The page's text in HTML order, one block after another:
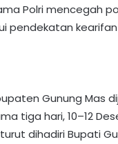
Polri mencegah
pendekatan kearifan
Gunung Mas
tiga hari, 10–12
dihadiri Bupati